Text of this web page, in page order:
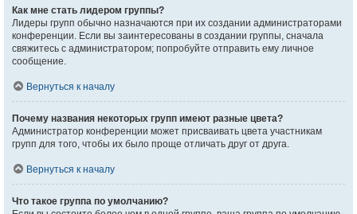
Как мне стать лидером группы?
Лидеры групп обычно назначаются при их создании администраторами
конференции. Если вы заинтересованы в создании группы, сначала
свяжитесь с администратором; попробуйте отправить ему личное
сообщение.
Вернуться к началу
Почему названия некоторых групп имеют разные цвета?
Администратор конференции может присваивать цвета участникам
групп для того, чтобы их было проще отличать друг от друга.
Вернуться к началу
Что такое группа по умолчанию?